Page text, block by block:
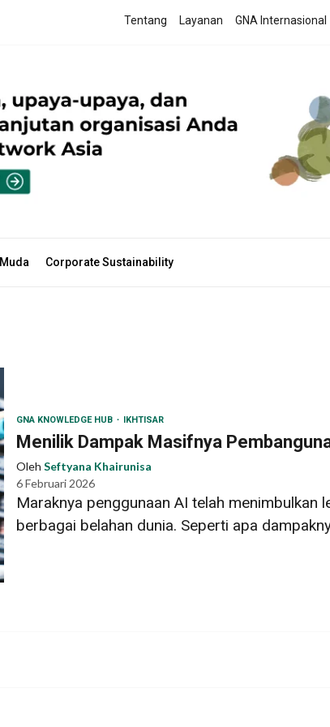
Tentang Layanan GNA Internasional
Muda Corporate Sustainability
GNA KNOWLEDGE HUB IKHTISAR
Menilik Dampak Masifnya
Oleh Seftyana Khairunisa
6 Februari 2026
Maraknya penggunaan AI telah menimbulkan
berbagai belahan dunia. Seperti apa